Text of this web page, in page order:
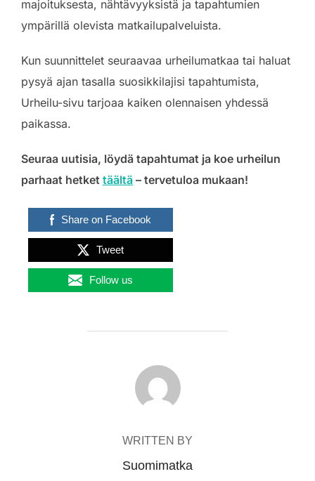
majoituksesta, nähtävyyksistä ja tapahtumien
ympärillä olevista matkailupalveluista.
Kun suunnittelet seuraavaa urheilumatkaa tai haluat
pysyä ajan tasalla suosikkilajisi tapahtumista,
Urheilu-sivu tarjoaa kaiken olennaisen yhdessä
paikassa.
Seuraa uutisia, löydä tapahtumat ja koe urheilun
parhaat hetket täältä – tervetuloa mukaan!
Share on Facebook
Tweet
Follow us
POST AUTHOR
WRITTEN BY
Suomimatka